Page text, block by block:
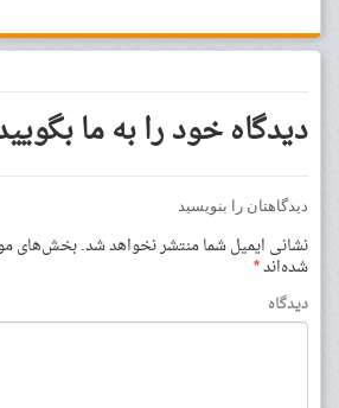
دیدگاه خود را به ما
دیدگاهتان را بنویسید
نشانی ایمیل شما منتشر نخواهد شد.بخش‌های
شده‌اند*
دیدگاه